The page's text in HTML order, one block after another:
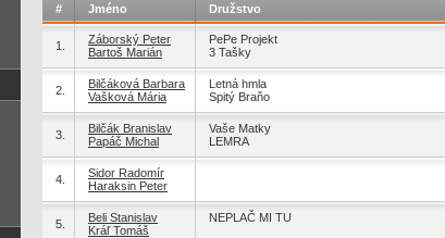
# Jméno Družstvo
1.
Záborský Peter
Bartoš Marián
PePe Projekt
3 Tašky
2.
Bilčáková Barbara
Vašková Mária
Letná hmla
Spitý Braňo
3.
Bilčák Branislav
Papáč Michal
Vaše Matky
LEMRA
4.
Sidor Radomír
Haraksin Peter
5.
Beli Stanislav
Kráľ Tomáš
NEPLAČ MI TU